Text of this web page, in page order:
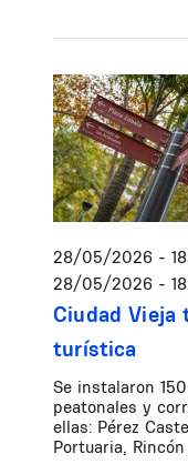
28/05/2026 -
28/05/2026 -
Ciudad Vieja
turística
Se instalaron
peatonales y
ellas: Pérez
Portuaria,